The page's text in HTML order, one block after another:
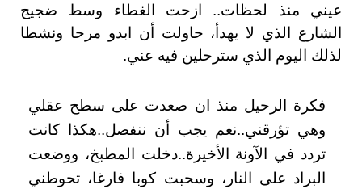
عيني منذ لحظات.. ازحت الغطاء وسط ضجيج
الشارع الذي لا يهدأ، حاولت أن ابدو مرحا ونشطا
لذلك اليوم الذي سترحلين فيه عني.
فكرة الرحيل منذ ان صعدت على سطح عقلي
وهي تؤرقني..نعم يجب أن ننفصل..هكذا كانت
تردد في الآونة الأخيرة..دخلت المطبخ، ووضعت
البراد على النار، وسحبت كوبا فارغا، تحوطني